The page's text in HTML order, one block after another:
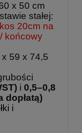
x 50 cm
stałej:
20cm na
końcowy
59 x 74,5
i 0,5–0,8
dopłatą)
i